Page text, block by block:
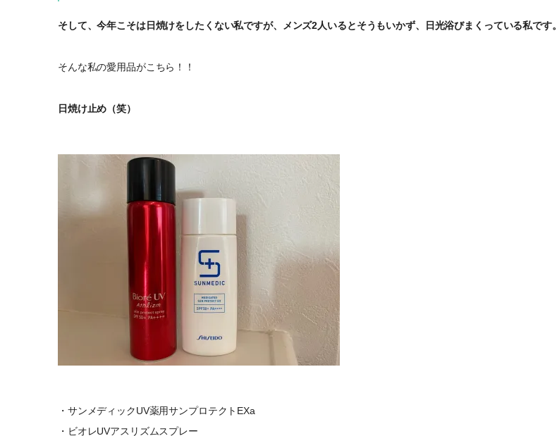
そして、今年こそは日焼けをしたくない私ですが、メンズ2人いるとそうもいかず、日光浴びまくっている私です。
そんな私の愛用品がこちら！！
日焼け止め（笑）
・サンメディックUV薬用サンプロテクトEXa
・ビオレUVアスリズムスプレー